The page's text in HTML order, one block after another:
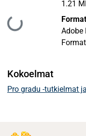
Ladataan...
1.21
Adobe
Format
Kokoelmat
Pro gradu -tutkielmat